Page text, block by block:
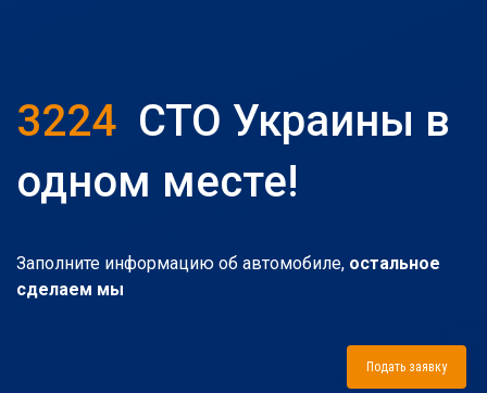
3224 СТО Украины в
одном месте!
Заполните информацию об автомобиле, остальное
сделаем мы
Подать заявку